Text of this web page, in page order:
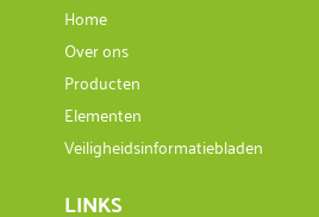
Home
Over ons
Producten
Elementen
Veiligheidsinformatiebladen
LINKS